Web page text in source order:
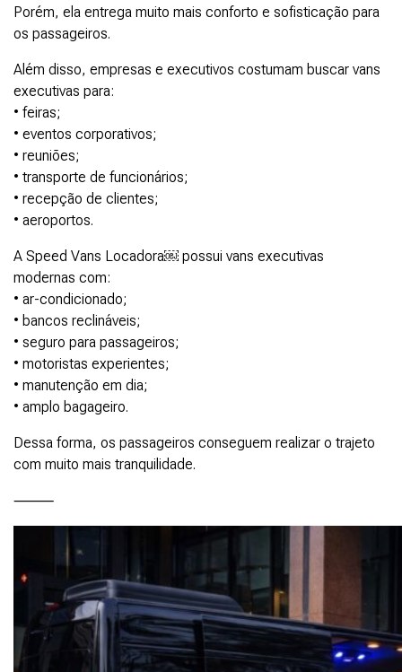
Porém, ela entrega muito mais conforto e sofisticação para
os passageiros.
Além disso, empresas e executivos costumam buscar vans
executivas para:
• feiras;
• eventos corporativos;
• reuniões;
• transporte de funcionários;
• recepção de clientes;
• aeroportos.
A Speed Vans Locadora￼ possui vans executivas
modernas com:
• ar-condicionado;
• bancos reclináveis;
• seguro para passageiros;
• motoristas experientes;
• manutenção em dia;
• amplo bagageiro.
Dessa forma, os passageiros conseguem realizar o trajeto
com muito mais tranquilidade.
⸻